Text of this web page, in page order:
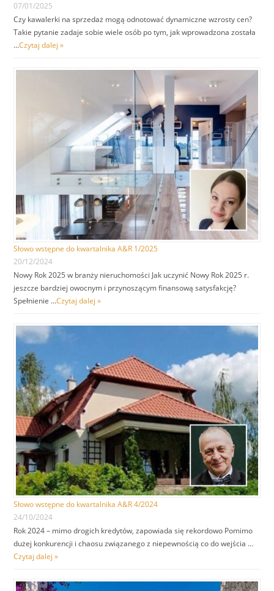
07/01/2025
Czy kawalerki na sprzedaż mogą odnotować dynamiczne wzrosty cen?
Takie pytanie zadaje sobie wiele osób po tym, jak wprowadzona została
…Czytaj dalej »
Słowo wstępne do kwartalnika A&R 1/2025
20/12/2024
Nowy Rok 2025 w branży nieruchomości Jak uczynić Nowy Rok 2025 r.
jeszcze bardziej owocnym i przynoszącym finansową satysfakcję?
Spełnienie …Czytaj dalej »
Słowo wstępne do kwartalnika A&R 4/2024
24/10/2024
Rok 2024 – mimo drogich kredytów, zapowiada się rekordowo Pomimo
dużej konkurencji i chaosu związanego z niepewnością co do wejścia …
Czytaj dalej »